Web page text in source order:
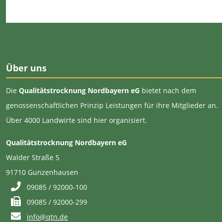
Über uns
Die Qualitätstrocknung Nordbayern eG bietet nach dem
genossenschaftlichen Prinzip Leistungen für ihre Mitglieder an.
Über 4000 Landwirte sind hier organisiert.
Qualitätstrocknung Nordbayern eG
Walder Straße 5
91710 Gunzenhausen
09085 / 92000-100
09085 / 92000-299
info@qtn.de